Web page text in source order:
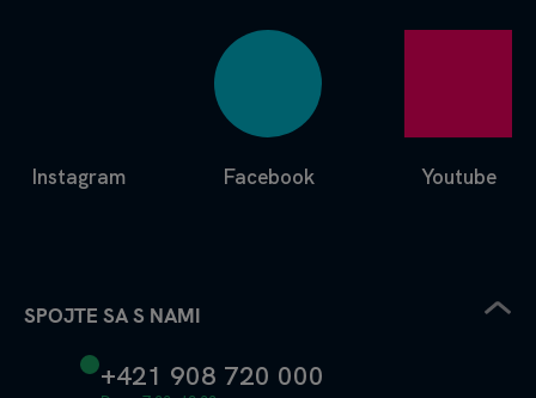
Facebook
Instagram Youtube
SPOJTE SA S NAMI
+421 908 720 000